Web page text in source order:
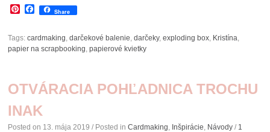
Pinterest
Facebook
Share
Tags:cardmaking,darčekové balenie,darčeky,exploding box, Kristína,
papier na scrapbooking,papierové kvietky
OTVÁRACIA POHĽADNICA TROCHU
INAK
Posted on 13. mája 2019 / Posted inCardmaking, Inšpirácie, Návody / 1